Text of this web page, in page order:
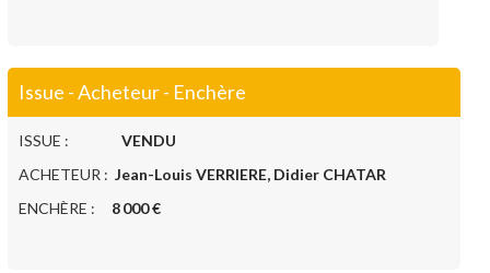
Issue - Acheteur - Enchère
ISSUE : VENDU
ACHETEUR : Jean-Louis VERRIERE, Didier CHATAR
ENCHÈRE : 8 000 €